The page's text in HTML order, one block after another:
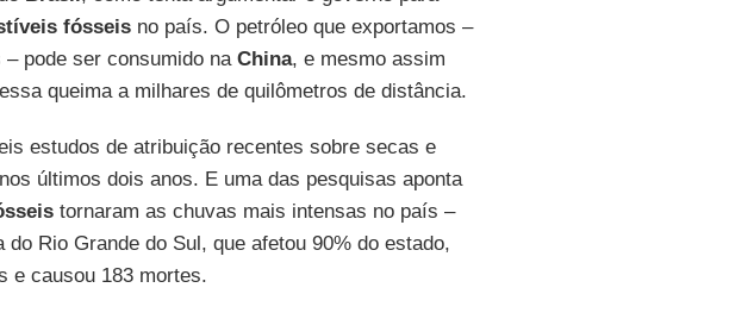
fósseisno país. O petróleo que exportamos –
pode ser consumido na China, e mesmo assim
queima a milhares de quilômetros de distância.
estudos de atribuição recentes sobre secas e
últimos dois anos. E uma das pesquisas aponta
tornaram as chuvas mais intensas no país –
Rio Grande do Sul, que afetou 90% do estado,
e causou 183 mortes.